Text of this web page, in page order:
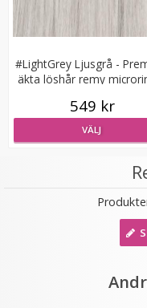
#LightGrey Ljusgrå -
äkta löshår remy
549 kr
VÄLJ